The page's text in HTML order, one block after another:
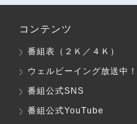
コンテンツ
番組表（２Ｋ／４Ｋ）
ウェルビーイング放送中！
番組公式SNS
番組公式YouTube